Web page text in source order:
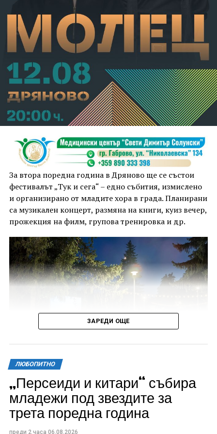
Съдебният акт е окончателен.
За втора поредна година в Дряново ще се състои
фестивалът „Тук и сега“ – едно събития, измислено
и организирано от младите хора в града. Планирани
са музикален концерт, размяна на книги, куиз вечер,
прожекция на филм, групова тренировка и др.
Всички събития ще се проведат в парк „Максим
Райкович“, срещу часовниковата кула, с вход
свободен. Програмата ще започне на 12 август с
ЗАРЕДИ ОЩЕ
ЛЮБОПИТНО
„Персеиди и китари“ събира
младежи под звездите за
трета поредна година
преди 2 часа 06.08.2026